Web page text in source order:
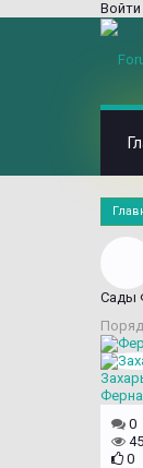
Войти
Сады
0
45
0